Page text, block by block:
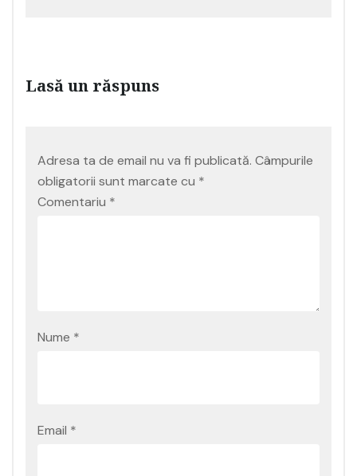
Lasă un răspuns
Adresa ta de email nu va fi publicată. Câmpurile
obligatorii sunt marcate cu *
Comentariu *
Nume *
Email *